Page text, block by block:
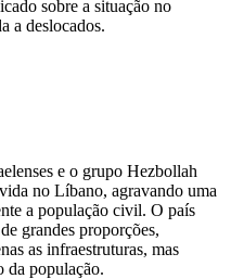
sobre a situação no
a deslocados.
e o grupo Hezbollah
no Líbano, agravando uma
a população civil. O país
grandes proporções,
as infraestruturas, mas
da população.